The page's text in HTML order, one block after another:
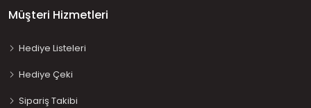
Müşteri Hizmetleri
Hediye Listeleri
Hediye Çeki
Sipariş Takibi